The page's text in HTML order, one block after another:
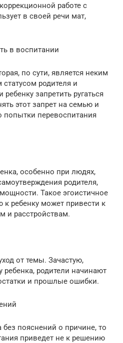
работе с
в своей речи мат,
в воспитании
по сути, является неким
родителя и
запретить ругаться
этот запрет на семью и
перевоспитания
особенно при людях,
родителя,
Такое эгоистичное
ребенку может привести к
и расстройствам.
от темы. Зачастую,
родители начинают
и прошлые ошибки.
пояснений о причине, то
приведет не к решению